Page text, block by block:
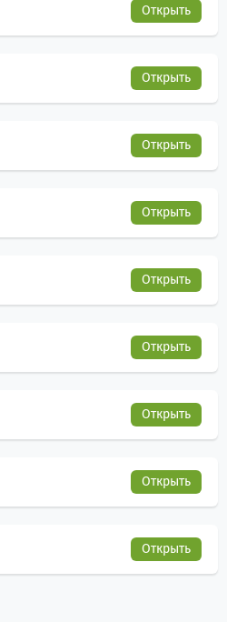
Открыть
Открыть
Открыть
Открыть
Открыть
Открыть
Открыть
Открыть
Открыть